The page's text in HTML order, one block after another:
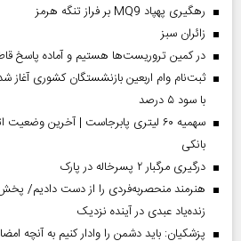
رهگیری پهپاد MQ9 بر فراز تنگه هرمز
‌زائران سبز
در کمین تروریست‌ها هستیم و آماده پاسخ
با سود ۵ درصد
سهمیه ۶۰ لیتری پابرجاست | آخرین
بانکی
درگیری مرگبار ۲ پسرخاله در پارک
زنده‌یاد عبدی در آینده نزدیک
پزشکیان: باید دشمن را وادار کنیم به آنچه امضا